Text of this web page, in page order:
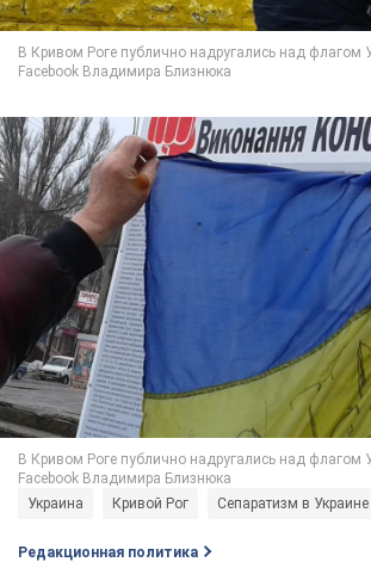
Украина Кривой Рог Сепаратизм в Украине
Редакционная политика